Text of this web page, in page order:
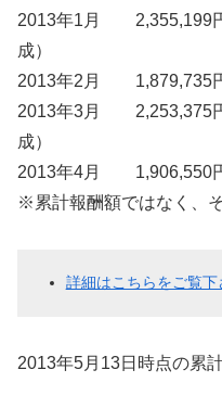
2013年1月 2,355,199
成）
2013年2月 1,879,735円
2013年3月 2,253,375
成）
2013年4月 1,906,550円
※累計報酬額ではなく、
詳細はこちらをご覧下
2013年5月13日時点の累